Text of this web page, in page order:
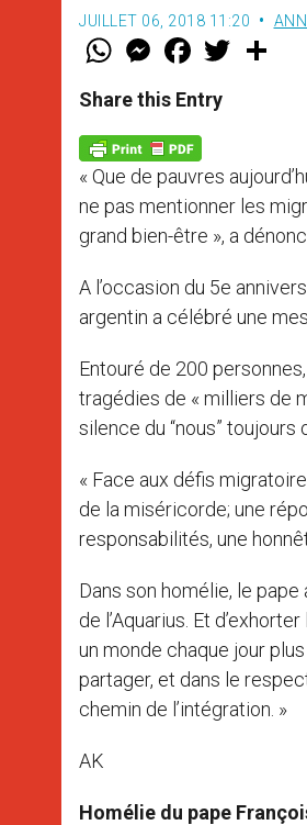
JUILLET 06, 2018 11:20
W
t
s
p
p
M
e
s
e
g
e
r
F
a
e
b
o
k
w
Share this Entry
« Que de pauvres
ne pas mentionner les
grand bien-être », a
A l’occasion du 5e
argentin a célébré une
Entouré de 200
tragédies de « milliers de
silence du “nous” toujours
« Face aux défis
de la miséricorde; une
responsabilités, une
Dans son homélie, le
de l’Aquarius. Et
un monde chaque jour
partager, et dans le
chemin de l’intégration. »
AK
Homélie du pape